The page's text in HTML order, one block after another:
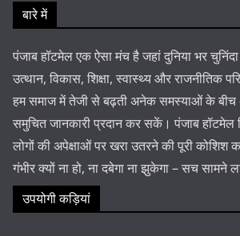
बारे में
पंजाब हॉटमेल एक ऐसा मंच है जहां दुनिया भर
उत्थान, विकास, शिक्षा, स्वास्थ्य और राजनीतिक
हम समाज में तेजी से बढ़ती अनेक समस्याओं के बीच
समुचित जानकारी प्रदान कर सकें। पंजाब
लोगों की अपेक्षाओं पर खरा उतरने की पूरी कोशिश
गंभीर क्यों ना हो, ना दबेगा ना झुकेगा – सच सामने
उपयोगी कड़ियां